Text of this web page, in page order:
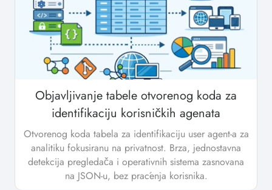
Objavljivanje tabele otvorenog koda za
identifikaciju korisničkih agenata
Otvorenog koda tabela za identifikaciju user agent-a za
analitiku fokusiranu na privatnost. Brza, jednostavna
detekcija pregledača i operativnih sistema zasnovana
na JSON-u, bez praćenja korisnika.